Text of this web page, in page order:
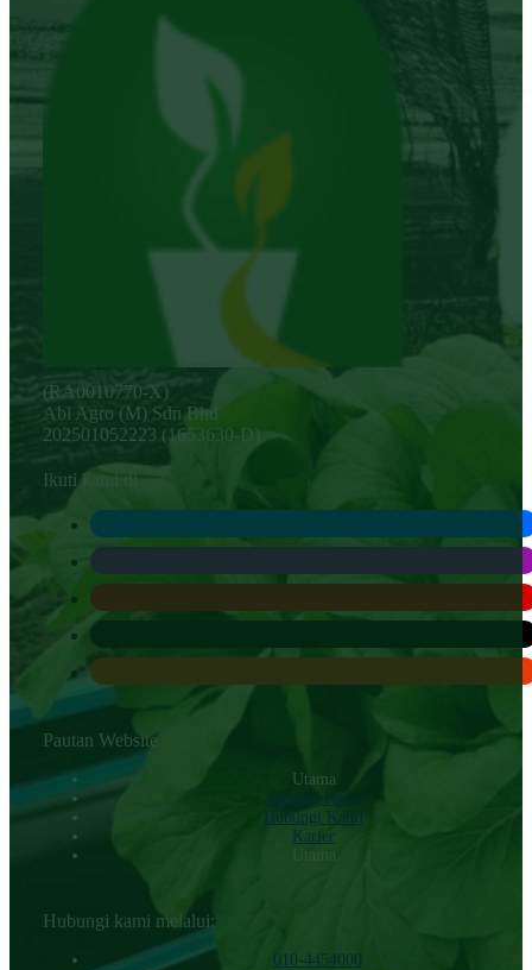
(RA0010770-X)
Abi Agro (M) Sdn Bhd
202501052223 (1653630-D)
Ikuti kami di
Pautan Website
Utama
Tentang Kami
Hubungi KamI
Karier
Utama
Hubungi kami melalui:
010-4454000‬